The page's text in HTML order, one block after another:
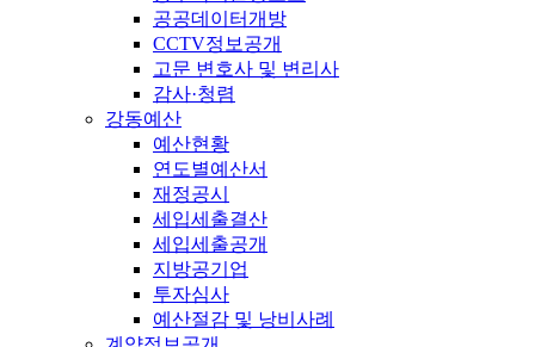
공공데이터개방
CCTV정보공개
고문 변호사 및 변리사
감사·청렴
강동예산
예산현황
연도별예산서
재정공시
세입세출결산
세입세출공개
지방공기업
투자심사
예산절감 및 낭비사례